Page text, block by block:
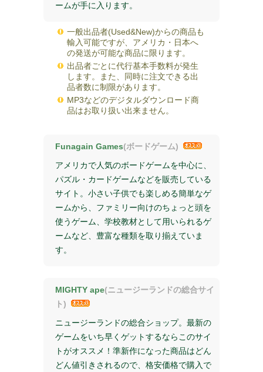
ームが手に入ります。
一般出品者(Used&New)からの商品も
輸入可能ですが、アメリカ・日本へ
の発送が可能な商品に限ります。
出品者ごとに代行基本手数料が発生
します。また、同時に注文できる出
品者数に制限があります。
MP3などのデジタルダウンロード商
品はお取り扱い出来ません。
Funagain Games(ボードゲーム)
アメリカで人気のボードゲームを中心に、
パズル・カードゲームなどを販売している
サイト。小さい子供でも楽しめる簡単なゲ
ームから、ファミリー向けのちょっと頭を
使うゲーム、学校教材として用いられるゲ
ームなど、豊富な種類を取り揃えていま
す。
MIGHTY ape(ニュージーランドの総合サイ
ト)
ニュージーランドの総合ショップ。最新の
ゲームをいち早くゲットするならこのサイ
トがオススメ！準新作になった商品はどん
どん値引きされるので、格安価格で購入で